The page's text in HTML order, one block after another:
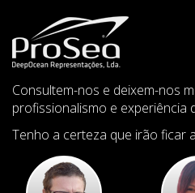
Consultem-nos e deixem-nos
profissionalismo e experiência
Tenho a certeza que irão ficar